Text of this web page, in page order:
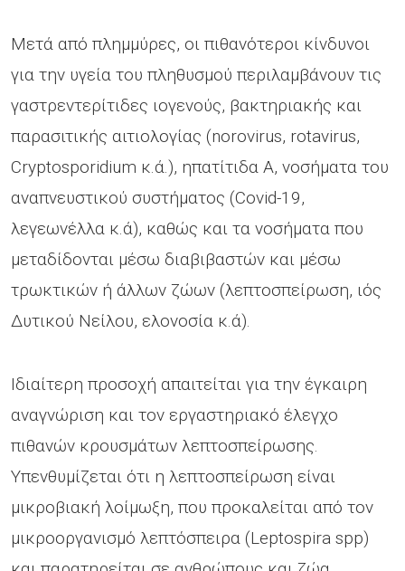
Μετά από πλημμύρες, οι πιθανότεροι κίνδυνοι
για την υγεία του πληθυσμού περιλαμβάνουν τις
γαστρεντερίτιδες ιογενούς, βακτηριακής και
παρασιτικής αιτιολογίας (norovirus, rotavirus,
Cryptosporidium κ.ά.), ηπατίτιδα Α, νοσήματα του
αναπνευστικού συστήματος (Covid-19,
λεγεωνέλλα κ.ά), καθώς και τα νοσήματα που
μεταδίδονται μέσω διαβιβαστών και μέσω
τρωκτικών ή άλλων ζώων (λεπτοσπείρωση, ιός
Δυτικού Νείλου, ελονοσία κ.ά).
Ιδιαίτερη προσοχή απαιτείται για την έγκαιρη
αναγνώριση και τον εργαστηριακό έλεγχο
πιθανών κρουσμάτων λεπτοσπείρωσης.
Υπενθυμίζεται ότι η λεπτοσπείρωση είναι
μικροβιακή λοίμωξη, που προκαλείται από τον
μικροοργανισμό λεπτόσπειρα (Leptospira spp)